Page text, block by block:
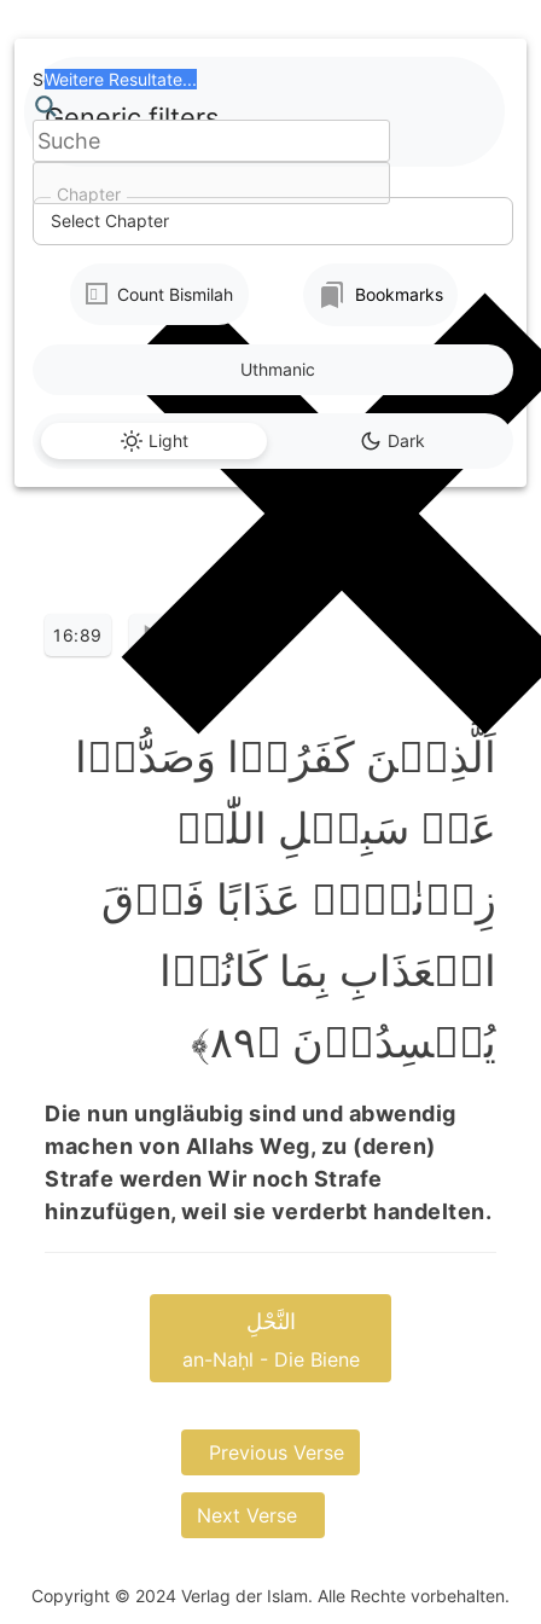
to
content
Chapter
Select Chapter
Search
Weitere Resultate...
Generic filters
Count Bismilah Bookmarks
Light Dark
Uthmanic
16:89
اَلَّذِیۡنَ کَفَرُوۡا وَصَدُّوۡا
عَنۡ سَبِیۡلِ اللّٰہِ
زِدۡنٰہُمۡ عَذَابًا فَوۡقَ
الۡعَذَابِ بِمَا کَانُوۡا
یُفۡسِدُوۡنَ ﴿۸۹﴾
Die nun ungläubig sind und abwendig
machen von Allahs Weg, zu (deren)
Strafe werden Wir noch Strafe
hinzufügen, weil sie verderbt handelten.
النَّحْلِ
an-Naḥl - Die Biene
Previous Verse
Next Verse
Copyright © 2024 Verlag der Islam. Alle Rechte vorbehalten.